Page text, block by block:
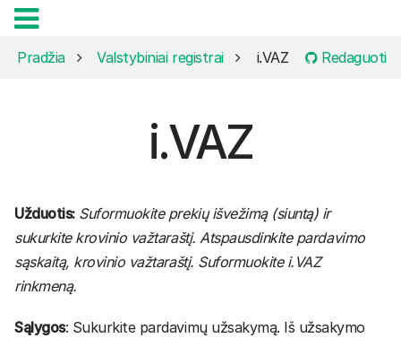
Redaguoti
Pradžia Valstybiniai registrai i.VAZ
i.VAZ
Užduotis: Suformuokite prekių išvežimą (siuntą) ir
sukurkite krovinio važtaraštį. Atspausdinkite pardavimo
sąskaitą, krovinio važtaraštį. Suformuokite i.VAZ
rinkmeną.
Sąlygos: Sukurkite pardavimų užsakymą. Iš užsakymo